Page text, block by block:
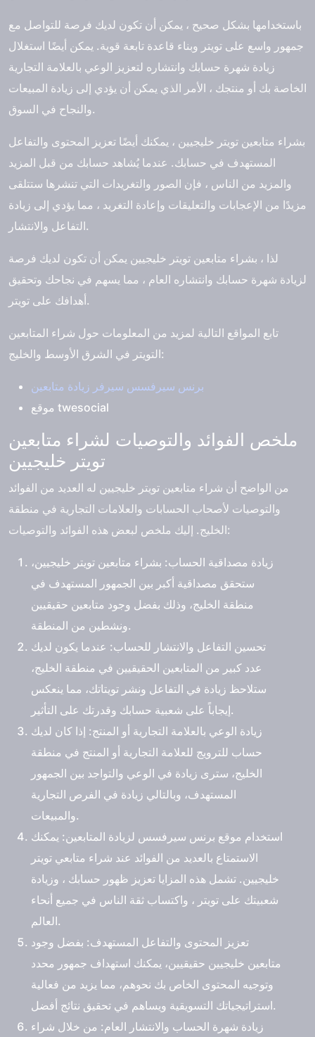
باستخدامها بشكل صحيح ، يمكن أن تكون لديك فرصة للتواصل مع
جمهور واسع على تويتر وبناء قاعدة تابعة قوية. يمكن أيضًا استغلال
زيادة شهرة حسابك وانتشاره لتعزيز الوعي بالعلامة التجارية
الخاصة بك أو منتجك ، الأمر الذي يمكن أن يؤدي إلى زيادة المبيعات
والنجاح في السوق.
بشراء متابعين تويتر خليجيين ، يمكنك أيضًا تعزيز المحتوى والتفاعل
المستهدف في حسابك. عندما يُشاهد حسابك من قبل المزيد
والمزيد من الناس ، فإن الصور والتغريدات التي تنشرها ستتلقى
مزيدًا من الإعجابات والتعليقات وإعادة التغريد ، مما يؤدي إلى زيادة
التفاعل والانتشار.
لذا ، بشراء متابعين تويتر خليجيين يمكن أن تكون لديك فرصة
لزيادة شهرة حسابك وانتشاره العام ، مما يسهم في نجاحك وتحقيق
أهدافك على تويتر.
تابع المواقع التالية لمزيد من المعلومات حول شراء المتابعين
التويتر في الشرق الأوسط والخليج:
برنس سيرفسس سيرفر زيادة متابعين
موقع twesocial
ملخص الفوائد والتوصيات لشراء متابعين
تويتر خليجيين
من الواضح أن شراء متابعين تويتر خليجيين له العديد من الفوائد
والتوصيات لأصحاب الحسابات والعلامات التجارية في منطقة
الخليج. إليك ملخص لبعض هذه الفوائد والتوصيات:
زيادة مصداقية الحساب: بشراء متابعين تويتر خليجيين،
ستحقق مصداقية أكبر بين الجمهور المستهدف في
منطقة الخليج، وذلك بفضل وجود متابعين حقيقيين
ونشطين من المنطقة.
تحسين التفاعل والانتشار للحساب: عندما يكون لديك
عدد كبير من المتابعين الحقيقيين في منطقة الخليج،
ستلاحظ زيادة في التفاعل ونشر تويتاتك، مما ينعكس
إيجاباً على شعبية حسابك وقدرتك على التأثير.
زيادة الوعي بالعلامة التجارية أو المنتج: إذا كان لديك
حساب للترويج للعلامة التجارية أو المنتج في منطقة
الخليج، سترى زيادة في الوعي والتواجد بين الجمهور
المستهدف، وبالتالي زيادة في الفرص التجارية
والمبيعات.
استخدام موقع برنس سيرفسس لزيادة المتابعين: يمكنك
الاستمتاع بالعديد من الفوائد عند شراء متابعي تويتر
خليجيين. تشمل هذه المزايا تعزيز ظهور حسابك ، وزيادة
شعبيتك على تويتر ، واكتساب ثقة الناس في جميع أنحاء
العالم.
تعزيز المحتوى والتفاعل المستهدف: بفضل وجود
متابعين خليجيين حقيقيين، يمكنك استهداف جمهور محدد
وتوجيه المحتوى الخاص بك نحوهم، مما يزيد من فعالية
استراتيجياتك التسويقية ويساهم في تحقيق نتائج أفضل.
زيادة شهرة الحساب والانتشار العام: من خلال شراء